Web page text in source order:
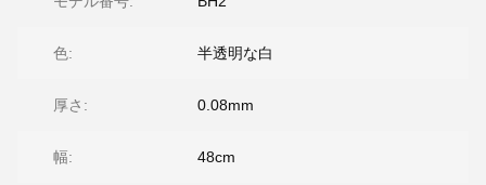
色: 半透明な白
厚さ: 0.08mm
幅: 48cm